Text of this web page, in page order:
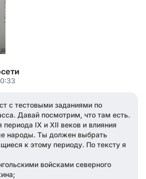
с тестовыми заданиями по
Давай посмотрим, что там есть.
периода IX и XII веков и влияния
народы. Ты должен выбрать
к этому периоду. По тексту я
войсками северного